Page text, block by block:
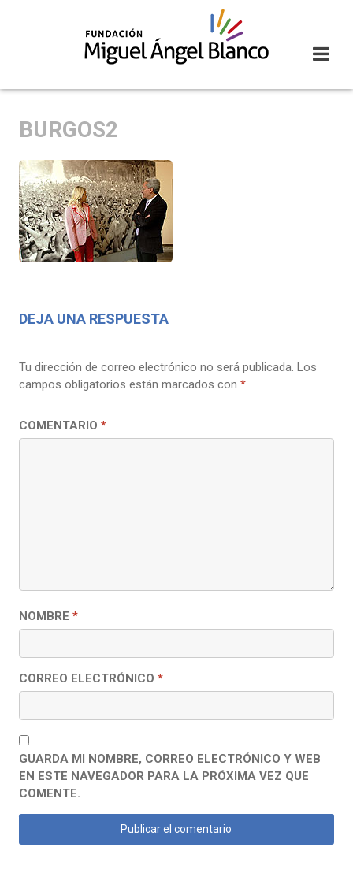
BURGOS2
DEJA UNA RESPUESTA
Tu dirección de correo electrónico no será publicada. Los
campos obligatorios están marcados con *
COMENTARIO *
NOMBRE *
CORREO ELECTRÓNICO *
GUARDA MI NOMBRE, CORREO ELECTRÓNICO Y WEB
EN ESTE NAVEGADOR PARA LA PRÓXIMA VEZ QUE
COMENTE.